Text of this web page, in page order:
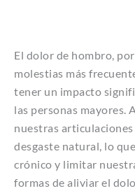
El dolor de hombro,
molestias más
tener un impacto
las personas mayores.
nuestras
desgaste natural, lo
crónico y limitar
formas de aliviar el